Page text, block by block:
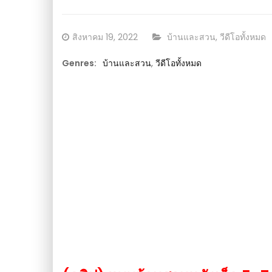
Posted
สิงหาคม 19, 2022 CATEGORY:
บ้านและสวน, วีดีโอทั้งหมด
Genres: บ้านและสวน, วีดีโอทั้งหมด